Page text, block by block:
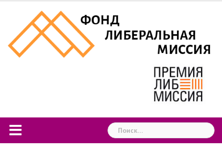
content
Найти: